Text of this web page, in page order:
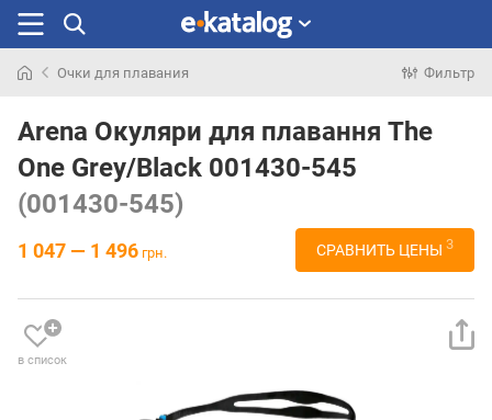
раньше
Очки для плавания Фильтр
Arena Окуляри для плавання The
One Grey/Black 001430-545
(001430-545)
1 047 — 1 496 грн. СРАВНИТЬ ЦЕНЫ 3
в список